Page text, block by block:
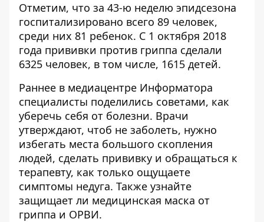
Отметим, что за 43-ю неделю эпидсезона
госпитализировано всего 89 человек,
среди них 81 ребенок. С 1 октября 2018
года прививки против гриппа сделали
6325 человек, в том числе, 1615 детей.
Раннее в медиацентре Информатора
специалисты поделились советами, как
уберечь себя от болезни. Врачи
утверждают, чтоб не заболеть, нужно
избегать места большого скопления
людей, сделать прививку и обращаться к
терапевту, как только ощущаете
симптомы недуга. Также узнайте
защищает ли медицинская маска от
гриппа и ОРВИ.